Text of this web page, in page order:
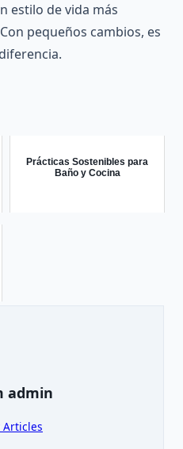
estilo de vida más
pequeños cambios, es
Prácticas Sostenibles para
Baño y Cocina
admin
Articles